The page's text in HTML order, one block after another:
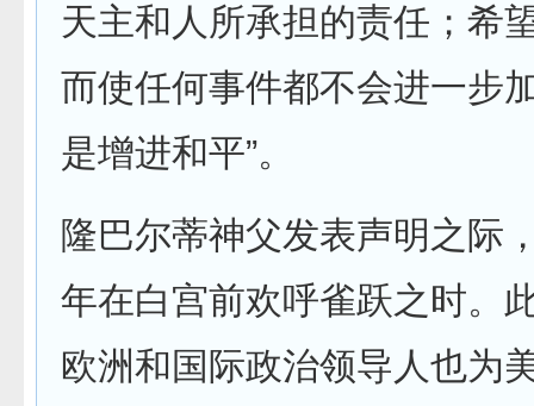
天主和人所承担的责任；希
而使任何事件都不会进一步
是增进和平”。
隆巴尔蒂神父发表声明之际
年在白宫前欢呼雀跃之时。
欧洲和国际政治领导人也为